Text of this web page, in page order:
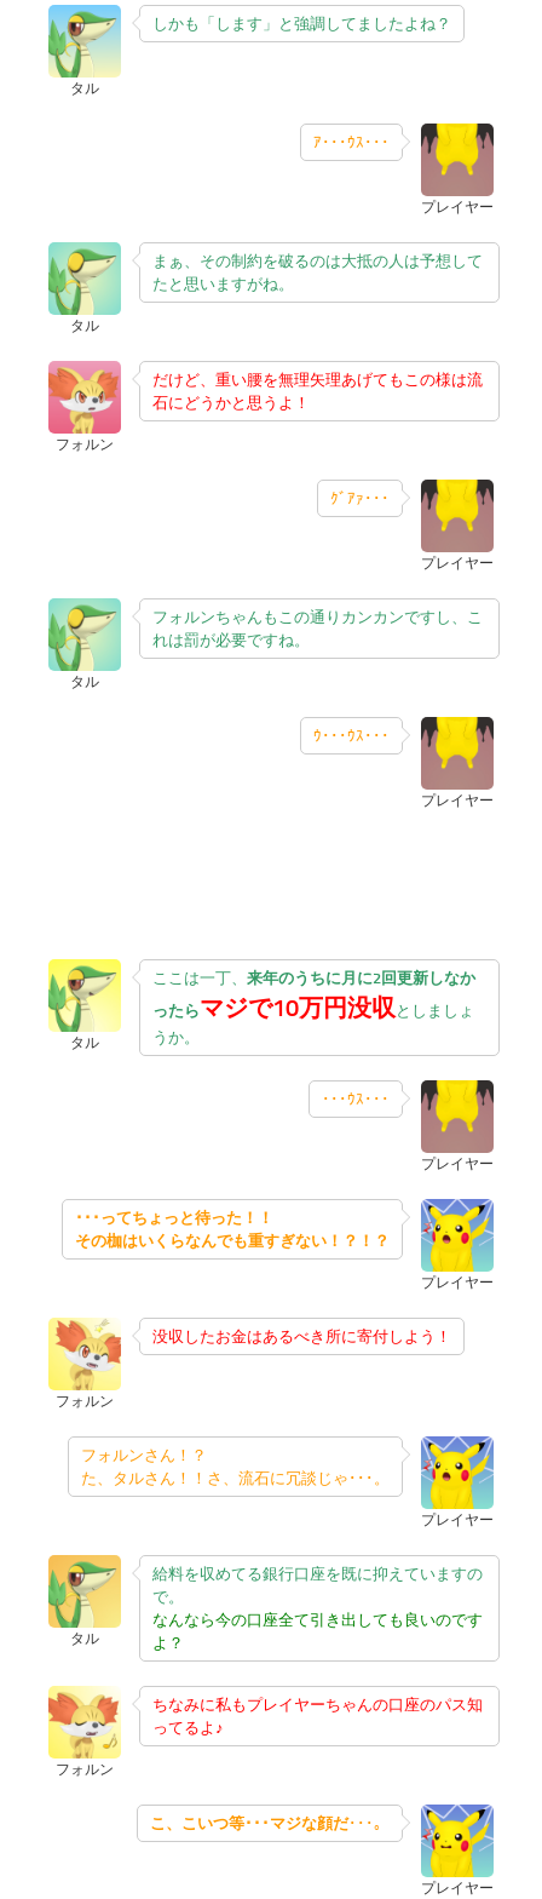
タル
しかも「します」と強調してましたよね？
プレイヤー
ｱ･･･ｳｽ･･･
タル
まぁ、その制約を破るのは大抵の人は予想して
たと思いますがね。
フォルン
だけど、 重い腰を無理矢理あげてもこの様は流
石にどうかと思うよ！
プレイヤー
ｸﾞｱｧ･･･
タル
フォルンちゃんもこの通りカンカンですし、こ
れは罰が必要ですね。
プレイヤー
ｳ･･･ｳｽ･･･
タル
ここは一丁、 来年のうちに月に2回更新しなか
ったらマジで10万円没収としましょ
うか。
プレイヤー
･･･ｳｽ･･･
プレイヤー
･･･ってちょっと待った！！
その枷はいくらなんでも重すぎない！？！？
フォルン
没収したお金はあるべき所に寄付しよう！
プレイヤー
フォルンさん！？
た、タルさん！！さ、流石に冗談じゃ･･･。
タル
給料を収めてる銀行口座を既に抑えていますの
で。
なんなら今の口座全て引き出しても良いのです
よ？
フォルン
ちなみに私もプレイヤーちゃんの口座のパス知
ってるよ♪
プレイヤー
こ、こいつ等･･･マジな顔だ･･･。